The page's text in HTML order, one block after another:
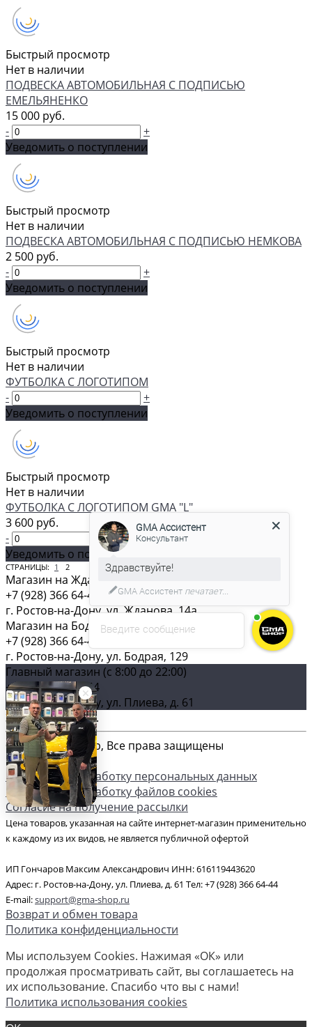
Быстрый просмотр
Нет в наличии
ПОДВЕСКА АВТОМОБИЛЬНАЯ С ПОДПИСЬЮ
ЕМЕЛЬЯНЕНКО
15 000 руб.
-
+
Уведомить о поступлении
Быстрый просмотр
Нет в наличии
ПОДВЕСКА АВТОМОБИЛЬНАЯ С ПОДПИСЬЮ НЕМКОВА
2 500 руб.
-
+
Уведомить о поступлении
Быстрый просмотр
Нет в наличии
ФУТБОЛКА С ЛОГОТИПОМ
-
+
Уведомить о поступлении
Быстрый просмотр
Нет в наличии
ФУТБОЛКА С ЛОГОТИПОМ GMA "L"
3 600 руб.
-
+
Уведомить о поступлении
СТРАНИЦЫ: 1 2 ПРЕДЫДУЩАЯ СЛЕДУЮЩАЯ
Магазин на Жданова (c 8:00 до 22:00)
+7 (928) 366 64-44
г. Ростов-на-Дону, ул. Жданова, 14а
Магазин на Бодрой (c 8:00 до 22:00)
+7 (928) 366 64-44
г. Ростов-на-Дону, ул. Бодрая, 129
Главный магазин (c 8:00 до 22:00)
+7 (928) 366 64-44
г. Ростов-на-Дону, ул. Плиева, д. 61
Загрузка карты ...
© 2026 GMA-Shop, Все права защищены
Согласие на обработку персональных данных
Согласие на обработку файлов cookies
Согласие на получение рассылки
Цена товаров, указанная на сайте интернет-магазин применительно
к каждому из их видов, не является публичной офертой
ИП Гончаров Максим Александрович ИНН: 616119443620
Адрес: г. Ростов-на-Дону, ул. Плиева, д. 61 Тел: +7 (928) 366 64-44
E-mail:support@gma-shop.ru
Возврат и обмен товара
Политика конфиденциальности
Мы используем Cookies. Нажимая «ОК» или
продолжая просматривать сайт, вы соглашаетесь на
их использование. Спасибо что вы с нами!
Политика использования cookies
Введите сообщение
GMA Ассистент
Консультант
С удовольствием помогу вам в
выборе товара.